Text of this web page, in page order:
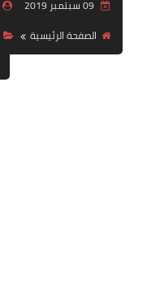
الصفحة الرئيسية